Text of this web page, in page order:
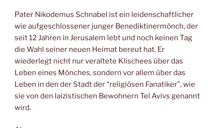
Pater Nikodemus Schnabel ist ein leidenschaftlicher
wie aufgeschlossener junger Benediktinermönch, der
seit 12 Jahren in Jerusalem lebt und noch keinen Tag
die Wahl seiner neuen Heimat bereut hat. Er
wiederlegt nicht nur veraltete Klischees über das
Leben eines Mönches, sondern vor allem über das
Leben in den der Stadt der “religiösen Fanatiker”, wie
sie von den laizistischen Bewohnern Tel Avivs genannt
wird.